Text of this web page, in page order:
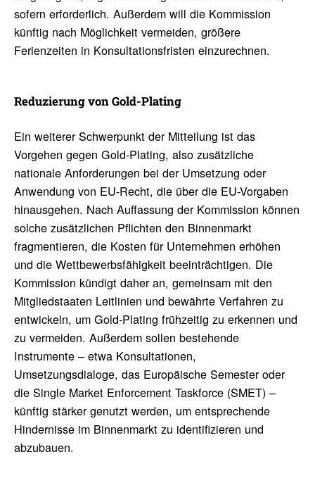
sofern erforderlich. Außerdem will die Kommission
künftig nach Möglichkeit vermeiden, größere
Ferienzeiten in Konsultationsfristen einzurechnen.
Redu­zie­rung von Gold-Plating
Ein weiterer Schwerpunkt der Mitteilung ist das
Vorgehen gegen Gold-Plating, also zusätzliche
nationale Anforderungen bei der Umsetzung oder
Anwendung von EU-Recht, die über die EU-Vorgaben
hinausgehen. Nach Auffassung der Kommission können
solche zusätzlichen Pflichten den Binnenmarkt
fragmentieren, die Kosten für Unternehmen erhöhen
und die Wettbewerbsfähigkeit beeinträchtigen. Die
Kommission kündigt daher an, gemeinsam mit den
Mitgliedstaaten Leitlinien und bewährte Verfahren zu
entwickeln, um Gold-Plating frühzeitig zu erkennen und
zu vermeiden. Außerdem sollen bestehende
Instrumente – etwa Konsultationen,
Umsetzungsdialoge, das Europäische Semester oder
die Single Market Enforcement Taskforce (SMET) –
künftig stärker genutzt werden, um entsprechende
Hindernisse im Binnenmarkt zu identifizieren und
abzubauen.